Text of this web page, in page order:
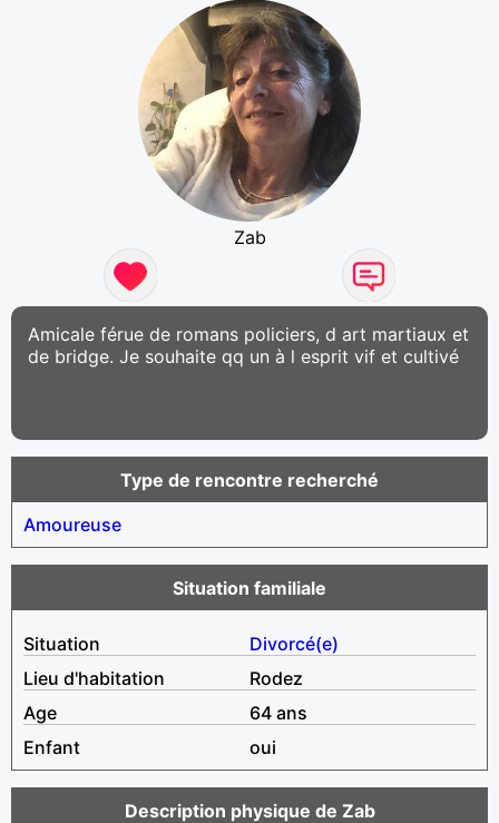
Zab
Amicale férue de romans policiers, d art martiaux et
de bridge. Je souhaite qq un à l esprit vif et cultivé
Type de rencontre recherché
Amoureuse
Situation familiale
Situation
Divorcé(e)
Lieu d'habitation
Rodez
Age
64 ans
Enfant
oui
Description physique de Zab